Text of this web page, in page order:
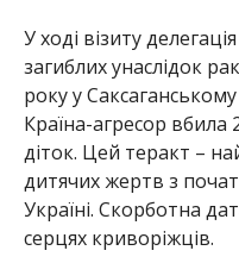
У ході візиту
загиблих унаслідок
року у
Країна-агресор вбила
діток. Цей теракт –
дитячих жертв з
Україні. Скорботна
серцях криворіжців.